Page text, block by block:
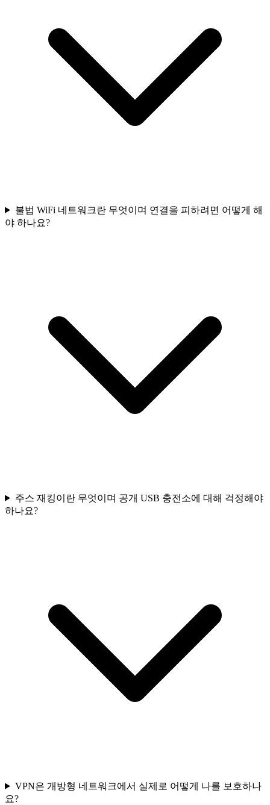
불법 WiFi 네트워크란 무엇이며 연결을 피하려면 어떻게 해
야 하나요?
주스 재킹이란 무엇이며 공개 USB 충전소에 대해 걱정해야
하나요?
VPN은 개방형 네트워크에서 실제로 어떻게 나를 보호하나
요?